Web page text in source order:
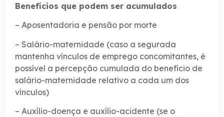
Benefícios que podem ser acumulados
– Aposentadoria e pensão por morte
– Salário-maternidade (caso a segurada
mantenha vínculos de emprego concomitantes, é
possível a percepção cumulada do benefício de
salário-maternidade relativo a cada um dos
vínculos)
– Auxílio-doença e auxílio-acidente (se o